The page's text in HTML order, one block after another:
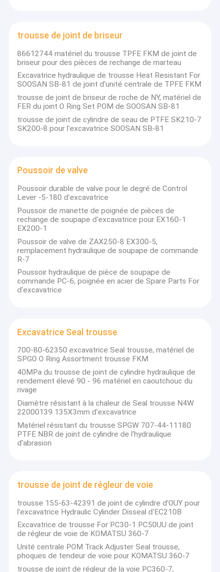
À la maison
Produits
Le spectacle VR
Nouvelles
Les affaires
Le blog
trousse de joint de pompe hydraulique
trousse hydraulique de joint de moteur
trousse de joint de soupape de commande
trousse commun de joint de centre
O Ring Seal trousse
trousse de joint de briseur
Excavatrice Seal trousse
trousse de joint de régleur de voie
Joint squelettique
Joint de flottement
trousse de joint de briseur
86612744 matériel du trousse TPFE FKM de joint de
briseur pour des pièces de rechange de marteau
Excavatrice hydraulique de trousse Heat Resistant For
SOOSAN SB-81 de joint d'unité centrale de TPFE FKM
trousse de joint de briseur de roche de NY, matériel de
FER du joint O Ring Set POM de SOOSAN SB-81
trousse de joint de cylindre de seau de PTFE SK210-7
SK200-8 pour l'excavatrice SOOSAN SB-81
Poussoir de valve
Poussoir durable de valve pour le degré de Control
Lever -5-180 d'excavatrice
Poussoir de manette de poignée de pièces de
rechange de soupape d'excavatrice pour EX160-1
EX200-1
Poussoir de valve de ZAX250-8 EX300-5,
remplacement hydraulique de soupape de commande
R-7
Poussoir hydraulique de pièce de soupape de
commande PC-6, poignée en acier de Spare Parts For
d'excavatrice
Excavatrice Seal trousse
700-80-62350 excavatrice Seal trousse, matériel de
SPGO O Ring Assortment trousse FKM
40MPa du trousse de joint de cylindre hydraulique de
rendement élevé 90 - 96 matériel en caoutchouc du
rivage
Diamètre résistant à la chaleur de Seal trousse N4W
22000139 135X3mm d'excavatrice
Matériel résistant du trousse SPGW 707-44-11180
PTFE NBR de joint de cylindre de l'hydraulique
d'abrasion
trousse de joint de régleur de voie
trousse 155-63-42391 de joint de cylindre d'OUY pour
l'excavatrice Hydraulic Cylinder Disseal d'EC210B
Excavatrice de trousse For PC30-1 PC50UU de joint
de régleur de voie de KOMATSU 360-7
Unité centrale POM Track Adjuster Seal trousse,
phoques de tendeur de voie pour KOMATSU 360-7
trousse de joint de régleur de la voie PC360-7,
À propos de Mingseal
horizontal-slurrypump.com est une entreprise
professionnelle impliquée dans la fabrication et la
commercialisation de pompes et de mélangeurs de la
meilleure qualité pour un large éventail et une variété de
horizontal-slurrypump.com créé en 2000, maintenant, plus
nombreuses années d'expérience de production, avec une
capacité de production de 20 ensembles par jour.Ils
pourraient terminer la procédure de
conceptionL'entreprise est une entreprise de haute
technologie intégrant la recherche scientifique, la
production, la vente et le service de climatiseurs centraux.
27 pouces 75hz Moniteur de jeu
Questions fréquentes
Q: Comment puis-je obtenir le prix?
R: Nous vous donnons généralement un devis dans les 24
heures après réception de votre demande (sauf les week-ends
et jours fériés), si vous avez besoin d'un devis d'urgence, vous
pouvez nous contacter par courrier ou par d'autres moyens.
Q: Quelle est la commande minimale?
R: Notre société est principalement spécialisée dans le
commerce de gros, mais si vous insistez pour en acheter un, ou
si vous n'avez besoin que d'un ensemble, nous vous livrerons
également les marchandises.
R: Notre société prend en charge la plupart des méthodes de
paiement, mais accepte généralement T/T, PayPal.
Q: Quelles sont vos méthodes d'expédition?
R: Nous soutenons le transport maritime, aérien, ferroviaire et la
livraison express, et nous soutenons également les clients à
utiliser leurs propres transitaires logistiques. Veuillez confirmer
avec nous avant de passer une commande.